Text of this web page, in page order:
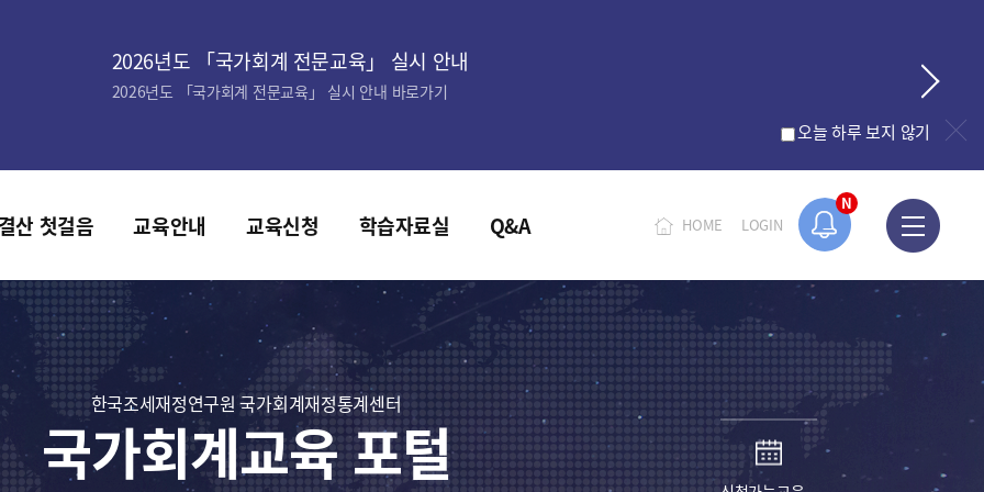
N
2026년도 「국가회계 전문교육」 실시 안내
2026년도 「국가회계 전문교육」 실시 안내 바로가기
오늘 하루 보지 않기
HOME LOGIN
산 첫걸음 교육안내 교육신청 학습자료실 Q&A
한국조세재정연구원 국가회계재정통계센터
국가회계교육 포털